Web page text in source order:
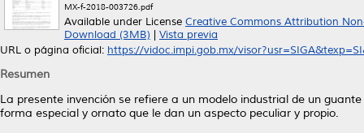
MX-f-2018-003726.pdf
Available under License Creative Commons Attribution
Download (3MB)
Vista previa
URL o página oficial: https://vidoc.impi.gob.mx/
Resumen
La presente invención se refiere a un modelo industrial de un
forma especial y ornato que le dan un aspecto peculiar y propio.